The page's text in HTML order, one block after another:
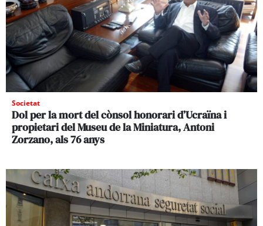
Societat
Dol per la mort del cònsol honorari d’Ucraïna i
propietari del Museu de la Miniatura, Antoni
Zorzano, als 76 anys